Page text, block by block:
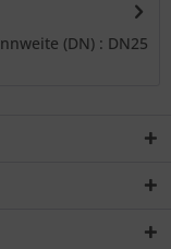
(DN) : DN25